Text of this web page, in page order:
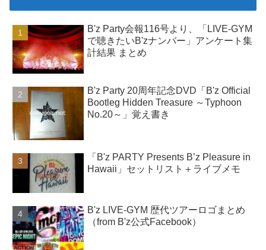
B'z Party会報116号より、「LIVE-GYM
で聴きたいB'zナンバー」アンケート集
計結果 まとめ
B'z Party 20周年記念DVD「B'z Official
Bootleg Hidden Treasure ～Typhoon
No.20～」覚え書き
「B'z PARTY Presents B’z Pleasure in
Hawaii」セットリスト＋ライブメモ
B'z LIVE-GYM 歴代ツアーロゴまとめ
（from B'z公式Facebook）